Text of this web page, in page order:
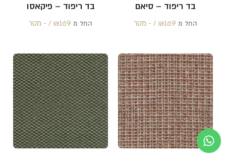
בד ריפוד – סיאם
החל מ ₪169 /‏‏‎ ‎- מטר
בד ריפוד – פיקאסו
החל מ ₪169 /‏‏‎ ‎- מטר